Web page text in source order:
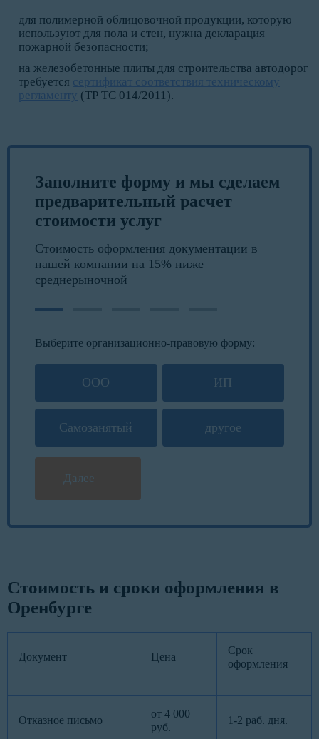
для полимерной облицовочной продукции, которую
используют для пола и стен, нужна декларация
пожарной безопасности;
на железобетонные плиты для строительства автодорог
требуется сертификат соответствия техническому
регламенту (ТР ТС 014/2011).
Заполните форму и мы сделаем
предварительный расчет
стоимости услуг
Стоимость оформления документации в
нашей компании на 15% ниже
среднерыночной
Выберите организационно-правовую форму:
ООО ИП
Самозанятый другое
Далее
Стоимость и сроки оформления в
Оренбурге
Документ Цена
Срок
оформления
Отказное письмо
от 4 000
руб.
1-2 раб. дня.